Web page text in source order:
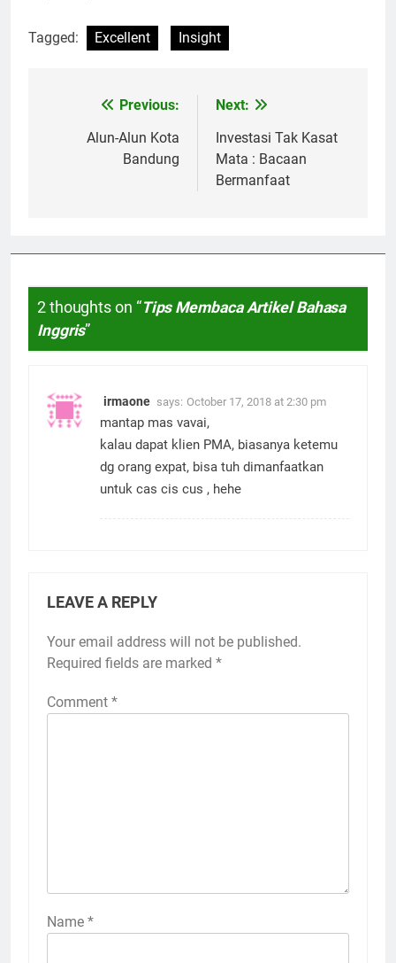
Tagged: Excellent Insight
navigation
Previous:
Alun-Alun Kota
Bandung
Next:
Investasi Tak Kasat
Mata : Bacaan
Bermanfaat
2 thoughts on “Tips Membaca Artikel Bahasa
Inggris”
irmaone says: October 17, 2018 at 2:30 pm
mantap mas vavai,
kalau dapat klien PMA, biasanya ketemu
dg orang expat, bisa tuh dimanfaatkan
untuk cas cis cus , hehe
LEAVE A REPLY
Your email address will not be published.
Required fields are marked *
Comment *
Name *